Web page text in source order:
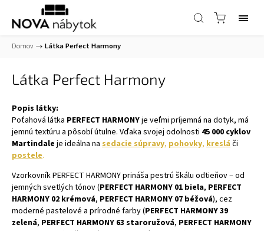
Domov / Látka Perfect Harmony
Látka Perfect Harmony
Popis látky:
Poťahová látka PERFECT HARMONYje veľmi príjemná na dotyk, má
jemnú textúru a pôsobí útulne. Vďaka svojej odolnosti 45 000 cyklov
Martindale je ideálna na sedacie súpravy, pohovky, kresláči
postele.
Vzorkovník PERFECT HARMONY prináša pestrú škálu odtieňov – od
jemných svetlých tónov (PERFECT HARMONY 01 biela, PERFECT
HARMONY 02 krémová, PERFECT HARMONY 07 béžová), cez
moderné pastelové a prírodné farby (PERFECT HARMONY 39
zelená, PERFECT HARMONY 63 staroružová, PERFECT HARMONY